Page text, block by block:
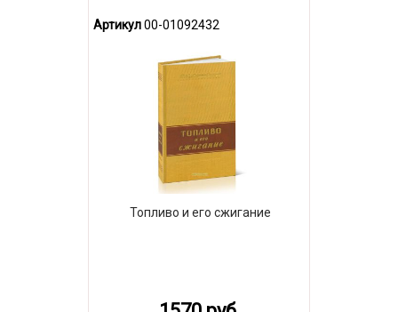
Артикул00-01092432
Топливо и его сжигание